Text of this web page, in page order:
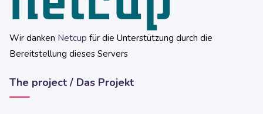
Wir danken Netcup für die Unterstützung durch die
Bereitstellung dieses Servers
The project / Das Projekt